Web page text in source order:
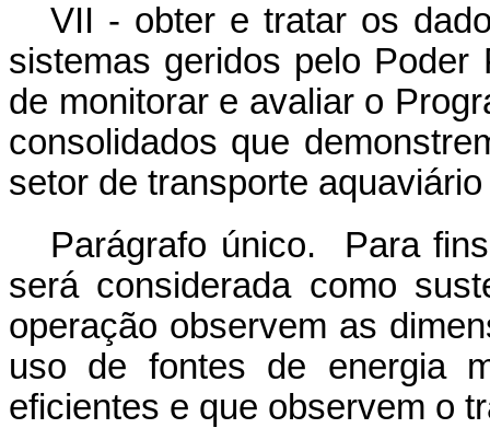
VII - obter e tratar os
sistemas geridos pelo
de monitorar e avaliar o
consolidados que
setor de transporte
Parágrafo único. Para
será considerada como
operação observem as
uso de fontes de energia
eficientes e que observem o